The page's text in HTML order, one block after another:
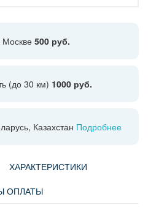
Москве500 руб.
(до 30 км) 1000 руб.
Казахстан Подробнее
ХАРАКТЕРИСТИКИ
ОПЛАТЫ